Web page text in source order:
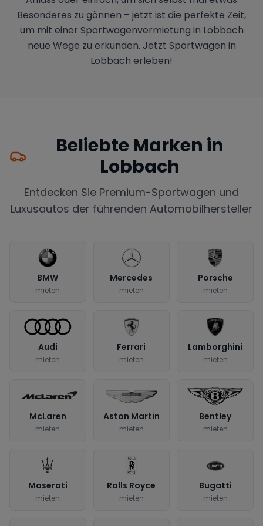
Besonderes zu gönnen – jetzt ist die perfekte Zeit,
um mit einer Sportwagenvermietung in Lobbach
neue Wege zu erkunden. Jetzt Sportwagen in
Lobbach erleben!
Beliebte Marken in
Lobbach
Entdecken Sie Premium-Sportwagen und
Luxusautos der führenden Automobilhersteller
BMW
mieten
Mercedes
mieten
Porsche
mieten
Audi
mieten
Ferrari
mieten
Lamborghini
mieten
McLaren
mieten
Aston Martin
mieten
Bentley
mieten
Maserati
mieten
Rolls Royce
mieten
Bugatti
mieten